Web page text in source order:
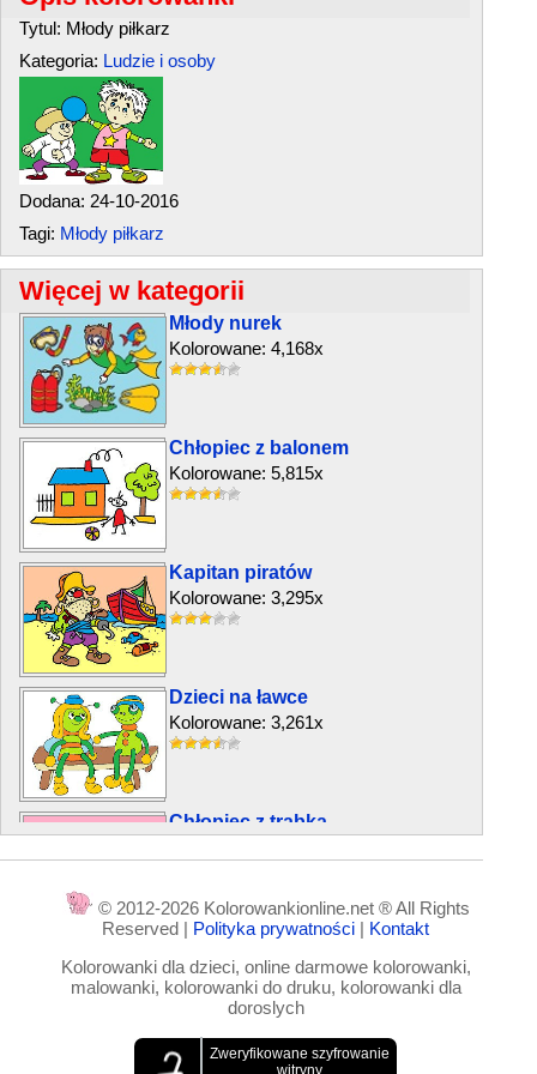
Tytul: Młody piłkarz
Kategoria: Ludzie i osoby
Dodana: 24-10-2016
Tagi: Młody piłkarz
Więcej w kategorii
Młody nurek
Kolorowane: 4,168x
Chłopiec z balonem
Kolorowane: 5,815x
Kapitan piratów
Kolorowane: 3,295x
Dzieci na ławce
Kolorowane: 3,261x
Chłopiec z trąbką
Kolorowane: 6,951x
© 2012-2026 Kolorowankionline.net ® All Rights
Reserved | Polityka prywatności | Kontakt
Kolorowanki dla dzieci, online darmowe kolorowanki,
malowanki, kolorowanki do druku, kolorowanki dla
doroslych